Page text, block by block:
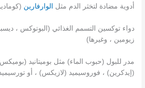
أدوية مضادة لتخثر الدم مثل الوارفارين
دواء توكسين التسمم الغذائي (البوتوكس ،
زيومين ، وغيرها)
مدر للبول (حبوب الماء) مثل بوميتانيد
(إيدكرين) ، فوروسيميد (لازيكس) ، أو